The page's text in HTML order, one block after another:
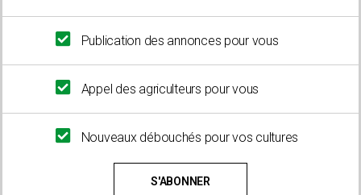
Publication des annonces pour vous
Appel des agriculteurs pour vous
Nouveaux débouchés pour vos cultures
S'ABONNER